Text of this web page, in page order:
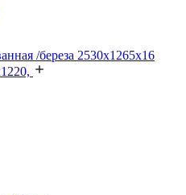
/береза 2530х1265х16